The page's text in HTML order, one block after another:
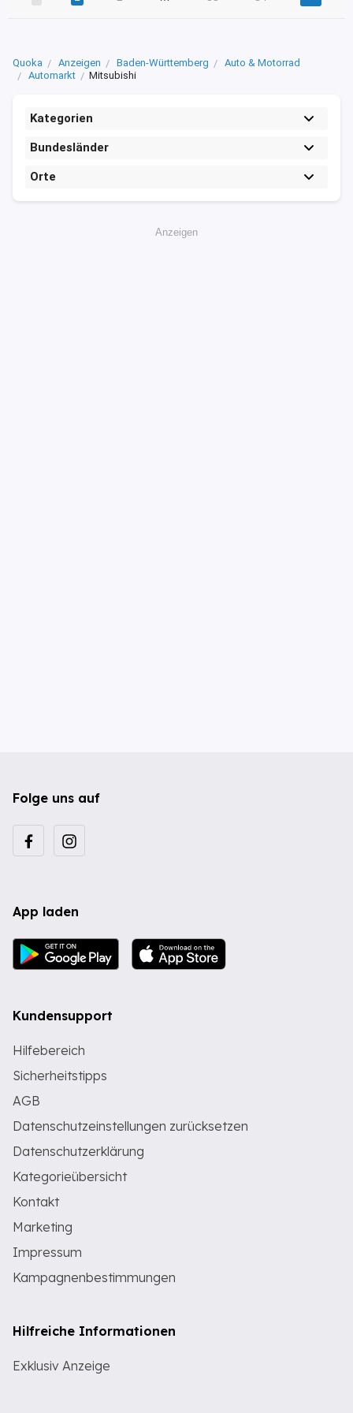
Quoka Anzeigen Baden-Württemberg
Auto & Motorrad
Automarkt
Mitsubishi
Kategorien
Bundesländer
Orte
Anzeigen
Folge uns auf
App laden
Kundensupport
Hilfebereich
Sicherheitstipps
AGB
Datenschutzeinstellungen zurücksetzen
Datenschutzerklärung
Kategorieübersicht
Kontakt
Marketing
Impressum
Kampagnenbestimmungen
Hilfreiche Informationen
Exklusiv Anzeige